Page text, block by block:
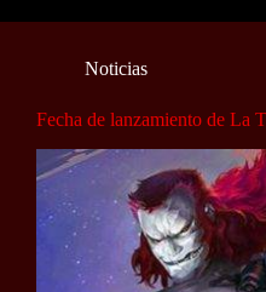
Noticias
Fecha de lanzamiento de La